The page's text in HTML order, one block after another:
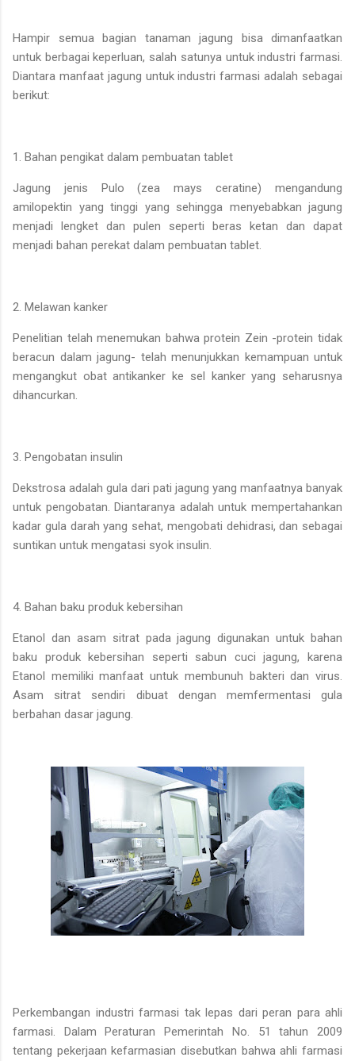
Hampir semua bagian tanaman jagung bisa dimanfaatkan
untuk berbagai keperluan, salah satunya untuk industri farmasi.
Diantara manfaat jagung untuk industri farmasi adalah sebagai
berikut:
1. Bahan pengikat dalam pembuatan tablet
Jagung jenis Pulo (zea mays ceratine) mengandung
amilopektin yang tinggi yang sehingga menyebabkan jagung
menjadi lengket dan pulen seperti beras ketan dan dapat
menjadi bahan perekat dalam pembuatan tablet.
2. Melawan kanker
Penelitian telah menemukan bahwa protein Zein -protein tidak
beracun dalam jagung- telah menunjukkan kemampuan untuk
mengangkut obat antikanker ke sel kanker yang seharusnya
dihancurkan.
3. Pengobatan insulin
Dekstrosa adalah gula dari pati jagung yang manfaatnya banyak
untuk pengobatan. Diantaranya adalah untuk mempertahankan
kadar gula darah yang sehat, mengobati dehidrasi, dan sebagai
suntikan untuk mengatasi syok insulin.
4. Bahan baku produk kebersihan
Etanol dan asam sitrat pada jagung digunakan untuk bahan
baku produk kebersihan seperti sabun cuci jagung, karena
Etanol memiliki manfaat untuk membunuh bakteri dan virus.
Asam sitrat sendiri dibuat dengan memfermentasi gula
berbahan dasar jagung.
Perkembangan industri farmasi tak lepas dari peran para ahli
farmasi. Dalam Peraturan Pemerintah No. 51 tahun 2009
tentang pekerjaan kefarmasian disebutkan bahwa ahli farmasi